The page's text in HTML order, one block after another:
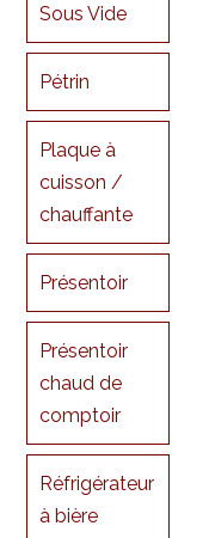
Sous Vide
Pétrin
Plaque à
cuisson /
chauffante
Présentoir
Présentoir
chaud de
comptoir
Réfrigérateur
à bière